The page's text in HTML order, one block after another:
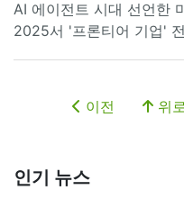
AI 에이전트 시대 선언한
2025서 '프론티어 기업'
이전 위로
인기 뉴스